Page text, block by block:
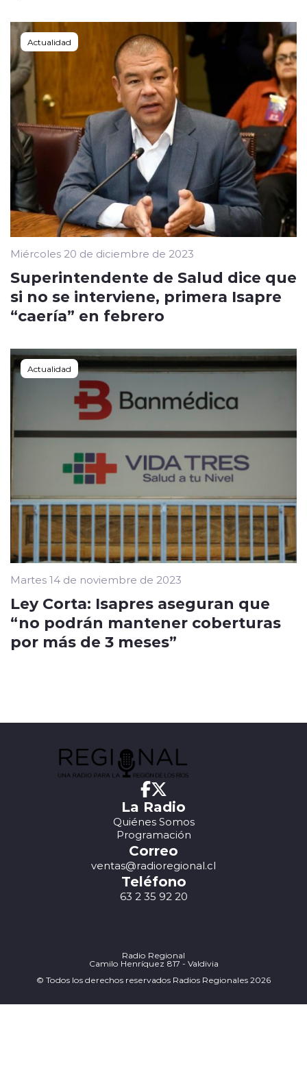
Actualidad
Miércoles 20 de diciembre de 2023
Superintendente de Salud dice que
si no se interviene, primera Isapre
“caería” en febrero
Actualidad
Martes 14 de noviembre de 2023
Ley Corta: Isapres aseguran que
“no podrán mantener coberturas
por más de 3 meses”
La Radio
Quiénes Somos
Programación
Correo
ventas@radioregional.cl
Teléfono
63 2 35 92 20
Radio Regional
Camilo Henríquez 817 - Valdivia
© Todos los derechos reservados Radios Regionales 2026